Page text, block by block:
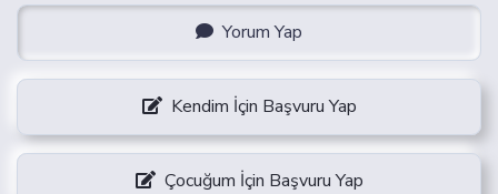
Yorum Yap
Kendim İçin Başvuru Yap
Çocuğum İçin Başvuru Yap